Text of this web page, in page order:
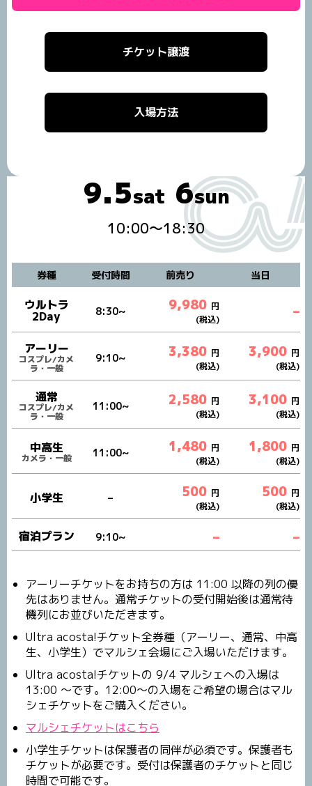
チケット譲渡
入場方法
9.5sat 6sun
10:00～18:30
券種 受付時間 前売り 当日
ウルトラ
2Day 8:30~ 9,980 円
(税込)
–
アーリー
コスプレ/カメ
ラ・一般
9:10~ 3,380 円
(税込)
3,900 円
(税込)
通常
コスプレ/カメ
ラ・一般
11:00~ 2,580 円
(税込)
3,100 円
(税込)
中高生
カメラ・一般 11:00~ 1,480 円
(税込)
1,800 円
(税込)
小学生 – 500 円
(税込)
500 円
(税込)
宿泊プラン 9:10~ – –
アーリーチケットをお持ちの方は 11:00 以降の列の優
先はありません。通常チケットの受付開始後は通常待
機列にお並びいただきます。
Ultra acosta!チケット全券種（アーリー、通常、中高
生、小学生）でマルシェ会場にご入場いただけます。
Ultra acosta!チケットの 9/4 マルシェへの入場は
13:00 ～です。12:00～の入場をご希望の場合はマル
シェチケットをご購入ください。
マルシェチケットはこちら
小学生チケットは保護者の同伴が必須です。保護者も
チケットが必要です。受付は保護者のチケットと同じ
時間で可能です。